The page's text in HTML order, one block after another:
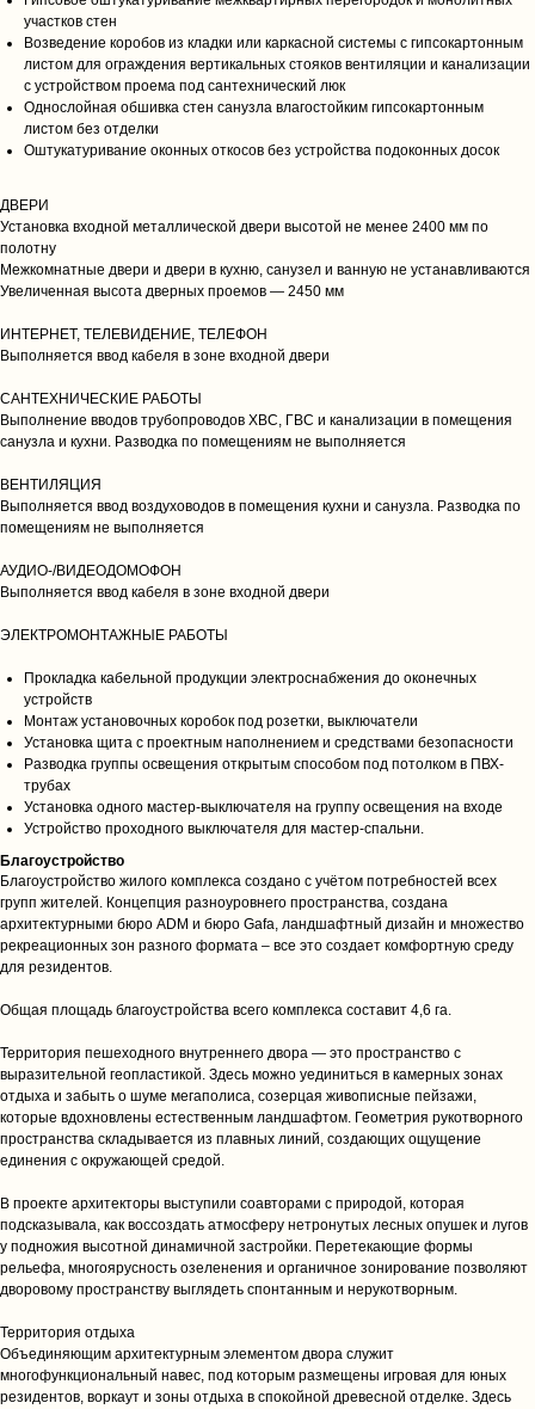
участков стен
Возведение коробов из кладки или каркасной системы с гипсокартонным
листом для ограждения вертикальных стояков вентиляции и канализации
с устройством проема под сантехнический люк
Однослойная обшивка стен санузла влагостойким гипсокартонным
листом без отделки
Оштукатуривание оконных откосов без устройства подоконных досок
ДВЕРИ
Установка входной металлической двери высотой не менее 2400 мм по
полотну
Межкомнатные двери и двери в кухню, санузел и ванную не устанавливаются
Увеличенная высота дверных проемов — 2450 мм
ИНТЕРНЕТ, ТЕЛЕВИДЕНИЕ, ТЕЛЕФОН
Выполняется ввод кабеля в зоне входной двери
САНТЕХНИЧЕСКИЕ РАБОТЫ
Выполнение вводов трубопроводов ХВС, ГВС и канализации в помещения
санузла и кухни. Разводка по помещениям не выполняется
ВЕНТИЛЯЦИЯ
Выполняется ввод воздуховодов в помещения кухни и санузла. Разводка по
помещениям не выполняется
АУДИО-/ВИДЕОДОМОФОН
Выполняется ввод кабеля в зоне входной двери
ЭЛЕКТРОМОНТАЖНЫЕ РАБОТЫ
Прокладка кабельной продукции электроснабжения до оконечных
устройств
Монтаж установочных коробок под розетки, выключатели
Установка щита с проектным наполнением и средствами безопасности
Разводка группы освещения открытым способом под потолком в ПВХ-
трубах
Установка одного мастер-выключателя на группу освещения на входе
Устройство проходного выключателя для мастер-спальни.
Благоустройство
Благоустройство жилого комплекса создано с учётом потребностей всех
групп жителей. Концепция разноуровнего пространства, создана
архитектурными бюро ADM и бюро Gafa, ландшафтный дизайн и множество
рекреационных зон разного формата – все это создает комфортную среду
для резидентов.
Общая площадь благоустройства всего комплекса составит 4,6 га.
Территория пешеходного внутреннего двора — это пространство с
выразительной геопластикой. Здесь можно уединиться в камерных зонах
отдыха и забыть о шуме мегаполиса, созерцая живописные пейзажи,
которые вдохновлены естественным ландшафтом. Геометрия рукотворного
пространства складывается из плавных линий, создающих ощущение
единения с окружающей средой.
В проекте архитекторы выступили соавторами с природой, которая
подсказывала, как воссоздать атмосферу нетронутых лесных опушек и лугов
у подножия высотной динамичной застройки. Перетекающие формы
рельефа, многоярусность озеленения и органичное зонирование позволяют
дворовому пространству выглядеть спонтанным и нерукотворным.
Территория отдыха
Объединяющим архитектурным элементом двора служит
многофункциональный навес, под которым размещены игровая для юных
резидентов, воркаут и зоны отдыха в спокойной древесной отделке. Здесь